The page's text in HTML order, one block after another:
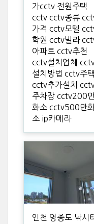
가cctv 전원주택
cctv cctv종류
가격 cctv모텔
학원 cctv빌라
아파트 cctv추천
cctv설치업체
설치방법 cctv주택
cctv추가설치
주차장 cctv200
화소 cctv500만
소 ip카메라
인천 영종도 낚시